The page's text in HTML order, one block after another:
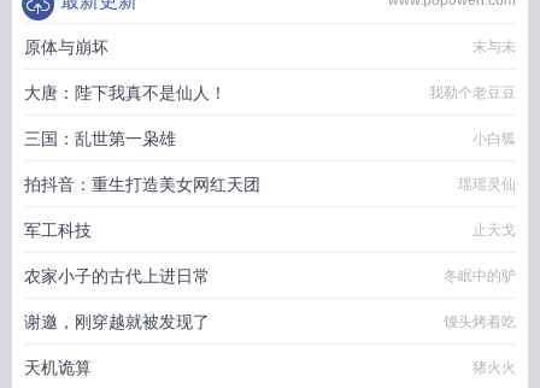
原体与崩坏 末与未
大唐：陛下我真不是仙人！ 我勒个老豆豆
三国：乱世第一枭雄 小白狐
拍抖音：重生打造美女网红天团 瑶瑶灵仙
军工科技 止天戈
农家小子的古代上进日常 冬眠中的驴
谢邀，刚穿越就被发现了 馒头烤着吃
天机诡算 猪火火